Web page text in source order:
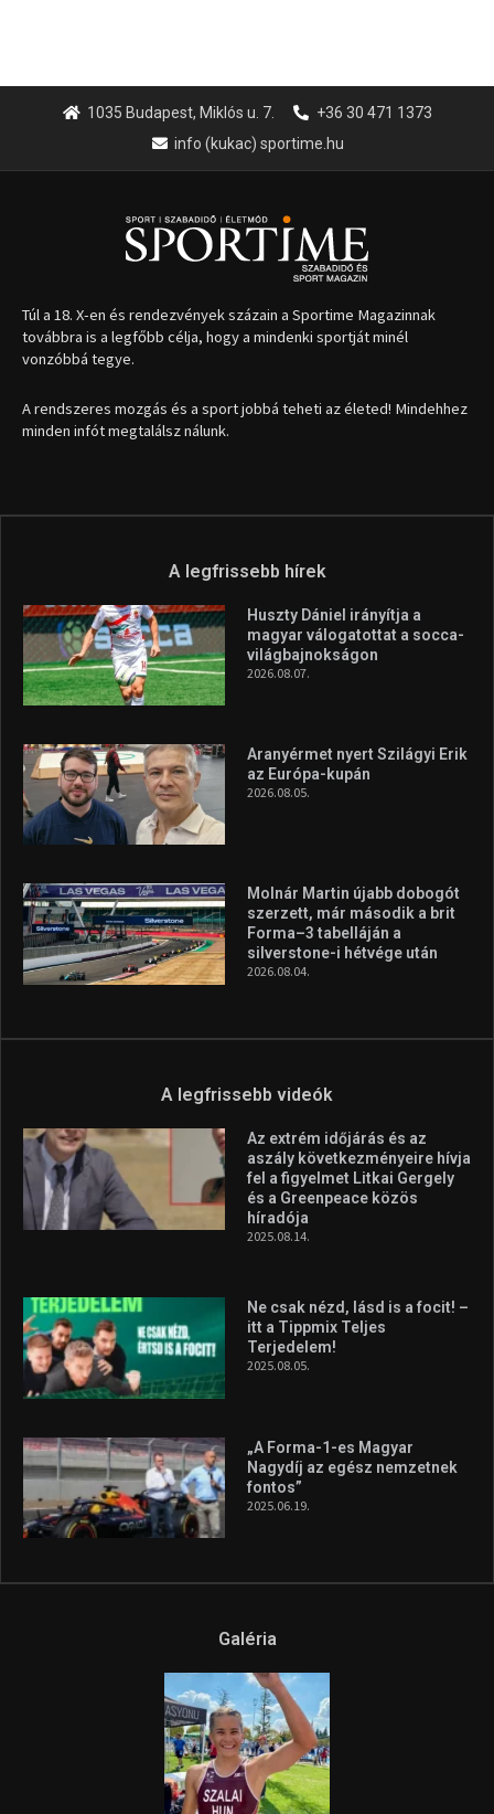
1035 Budapest, Miklós u. 7.
+36 30 471 1373
info (kukac) sportime.hu
Túl a 18. X-en és rendezvények százain a Sportime Magazinnak
továbbra is a legfőbb célja, hogy a mindenki sportját minél
vonzóbbá tegye.
A rendszeres mozgás és a sport jobbá teheti az életed! Mindehhez
minden infót megtalálsz nálunk.
A legfrissebb hírek
Huszty Dániel irányítja a
magyar válogatottat a socca-
világbajnokságon
2026.08.07.
Aranyérmet nyert Szilágyi Erik
az Európa-kupán
2026.08.05.
Molnár Martin újabb dobogót
szerzett, már második a brit
Forma–3 tabelláján a
silverstone-i hétvége után
2026.08.04.
A legfrissebb videók
Az extrém időjárás és az
aszály következményeire hívja
fel a figyelmet Litkai Gergely
és a Greenpeace közös
híradója
2025.08.14.
Ne csak nézd, lásd is a focit! –
itt a Tippmix Teljes
Terjedelem!
2025.08.05.
„A Forma-1-es Magyar
Nagydíj az egész nemzetnek
fontos”
2025.06.19.
Galéria